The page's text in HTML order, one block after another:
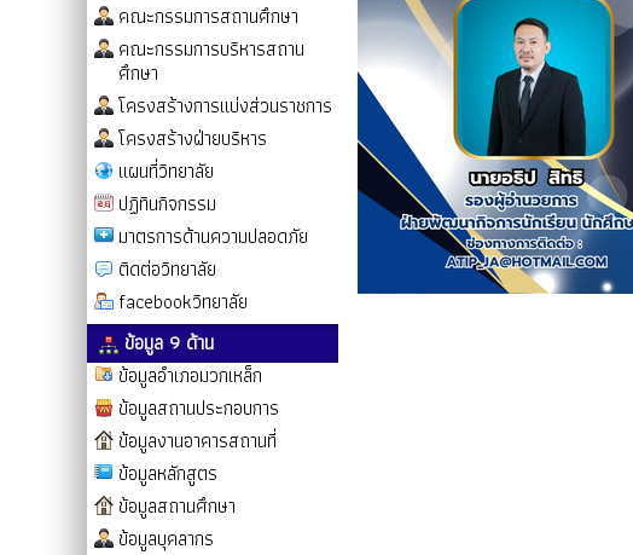
คณะกรรมการสถานศึกษา
คณะกรรมการบริหารสถาน
ศึกษา
โครงสร้างการแบ่งส่วนราชการ
โครงสร้างฝ่ายบริหาร
แผนที่วิทยาลัย
ปฏิทินกิจกรรม
มาตรการด้านความปลอดภัย
ติดต่อวิทยาลัย
facebookวิทยาลัย
ข้อมูล 9 ด้าน
ข้อมูลอำเภอมวกเหล็ก
ข้อมูลสถานประกอบการ
ข้อมูลงานอาคารสถานที่
ข้อมูลหลักสูตร
ข้อมูลสถานศึกษา
ข้อมูลบุคลากร